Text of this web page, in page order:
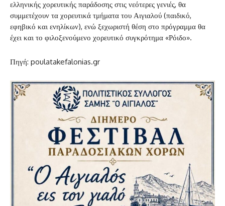
ελληνικής χορευτικής παράδοσης στις νεότερες γενιές, θα
συμμετέχουν τα χορευτικά τμήματα του Αιγιαλού (παιδικό,
εφηβικό και ενηλίκων), ενώ ξεχωριστή θέση στο πρόγραμμα θα
έχει και το φιλοξενούμενο χορευτικό συγκρότημα «Ρόιδο».
Πηγή: poulatakefalonias.gr